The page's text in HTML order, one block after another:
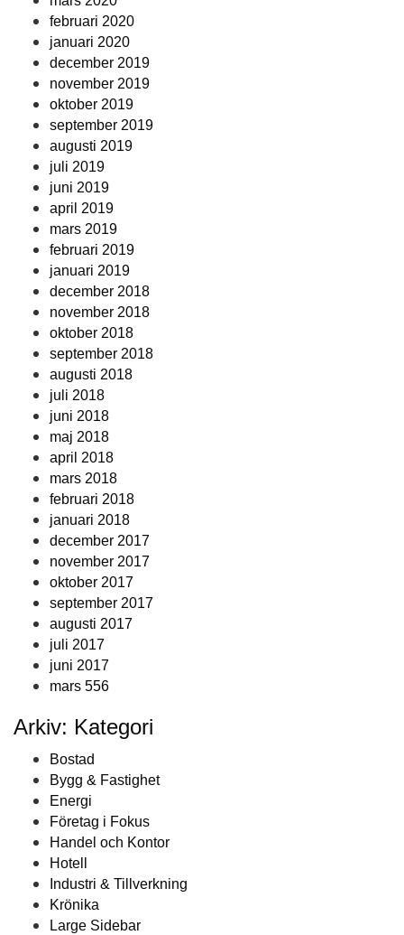
februari 2020
januari 2020
december 2019
november 2019
oktober 2019
september 2019
augusti 2019
juli 2019
juni 2019
april 2019
mars 2019
februari 2019
januari 2019
december 2018
november 2018
oktober 2018
september 2018
augusti 2018
juli 2018
juni 2018
maj 2018
april 2018
mars 2018
februari 2018
januari 2018
december 2017
november 2017
oktober 2017
september 2017
augusti 2017
juli 2017
juni 2017
mars 556
Arkiv: Kategori
Bostad
Bygg & Fastighet
Energi
Företag i Fokus
Handel och Kontor
Hotell
Industri & Tillverkning
Krönika
Large Sidebar